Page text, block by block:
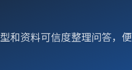
和资料可信度整理问答，便